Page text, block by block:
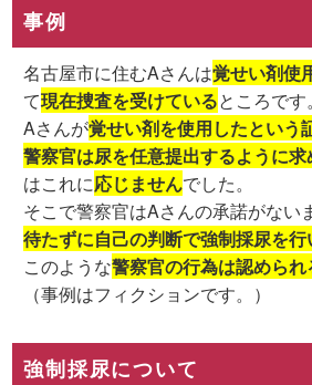
事例
名古屋市に住むAさんは覚せい剤使
て現在捜査を受けているところです。
Aさんが覚せい剤を使用したという
警察官は尿を任意提出するように求
はこれに応じませんでした。
そこで警察官はAさんの承諾がない
待たずに自己の判断で強制採尿を行
このような警察官の行為は認めら
（事例はフィクションです。）
強制採尿について